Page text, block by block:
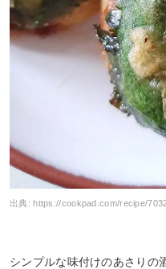
出典:https://cookpad.com/recipe/
シンプルな味付けのあさりの